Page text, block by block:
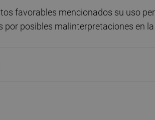
favorables mencionados su uso
por posibles malinterpretaciones en